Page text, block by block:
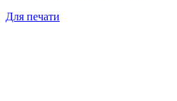
Для печати